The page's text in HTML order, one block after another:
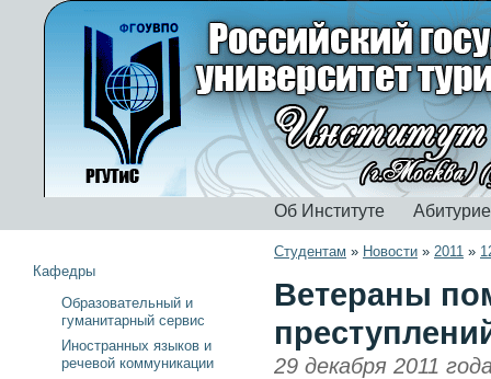
Об Институте
Студентам » Новости » 2011 »
Ветераны
29 декабря 2011
Кафедры
Образовательный и
гуманитарный сервис
Иностранных языков и
речевой коммуникации